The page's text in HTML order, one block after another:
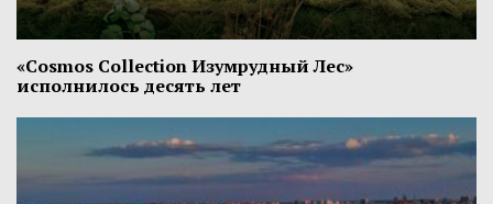
«Cosmos Collection Изумрудный Лес»
исполнилось десять лет